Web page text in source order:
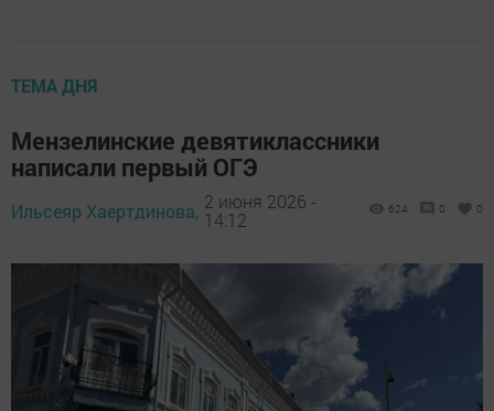
ТЕМА ДНЯ
Мензелинские девятиклассники
написали первый ОГЭ
Ильсеяр Хаертдинова, 2 июня 2026 -
14:12
624 0 0